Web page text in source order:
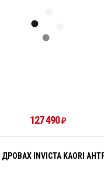
127 490₽
INVICTA KAORI